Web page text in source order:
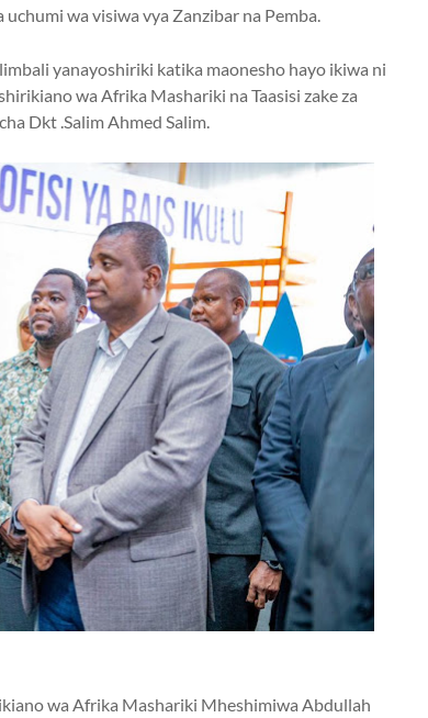
wa visiwa vya Zanzibar na Pemba.
yanayoshiriki katika maonesho hayo ikiwa ni
wa Afrika Mashariki na Taasisi zake za
Dkt .Salim Ahmed Salim.
wa Afrika Mashariki Mheshimiwa Abdullah